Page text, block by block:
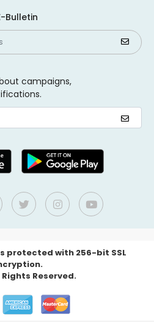
Bulletin
campaigns,
protected with 256-bit SSL
Rights Reserved.